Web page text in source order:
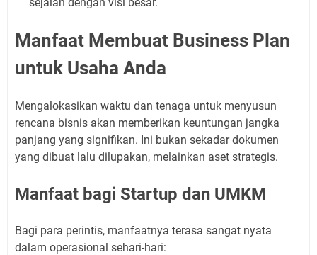
Manfaat Membuat Business Plan
untuk Usaha Anda
Mengalokasikan waktu dan tenaga untuk menyusun
rencana bisnis akan memberikan keuntungan jangka
panjang yang signifikan. Ini bukan sekadar dokumen
yang dibuat lalu dilupakan, melainkan aset strategis.
Manfaat bagi Startup dan UMKM
Bagi para perintis, manfaatnya terasa sangat nyata
dalam operasional sehari-hari: